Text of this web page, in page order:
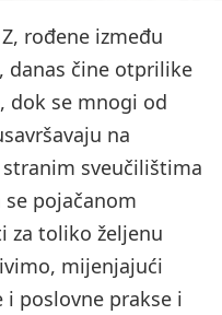
rođene između
danas čine otprilike
dok se mnogi od
na
sveučilištima
pojačanom
za toliko željenu
mijenjajući
i poslovne prakse i